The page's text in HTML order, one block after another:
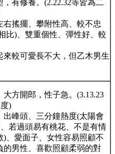
有修養。(2.22.32等皆為二
搖擺、攀附性高、較不忠
比)、雙重個性、彈性好、較
來較可愛長不大，但乙木男生
方開郎，性子急。(3.13.23
)
峰頭、三分鐘熱度(太陽會
若過頭易有桃花、不是有情
、愛面子、女性容易照顧不
的男性、喜歡照顧柔弱的對